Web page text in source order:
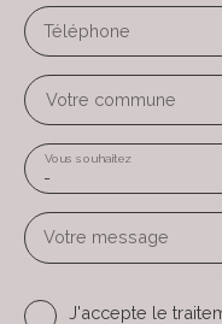
Téléphone
Votre commune
-
Vous souhaitez
Votre message
J'accepte le